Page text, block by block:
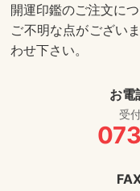
開運印鑑のご注文に
ご不明な点がござい
わせ下さい。
お電
受